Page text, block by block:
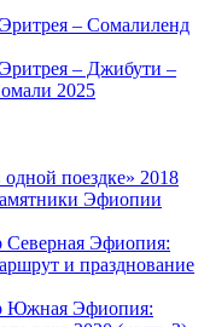
– Cомалиленд
– Джибути –
2025
поездке» 2018
Эфиопии
Северная Эфиопия:
и празднование
Южная Эфиопия: